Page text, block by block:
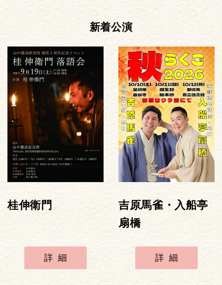
新着公演
桂伸衛門
詳細
吉原馬雀・入船亭
扇橋
詳細